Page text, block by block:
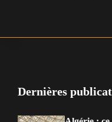
Dernières